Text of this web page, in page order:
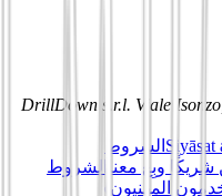
DrillDown s.r.l. Viale
الشروط
وبِع معنا
الشروط